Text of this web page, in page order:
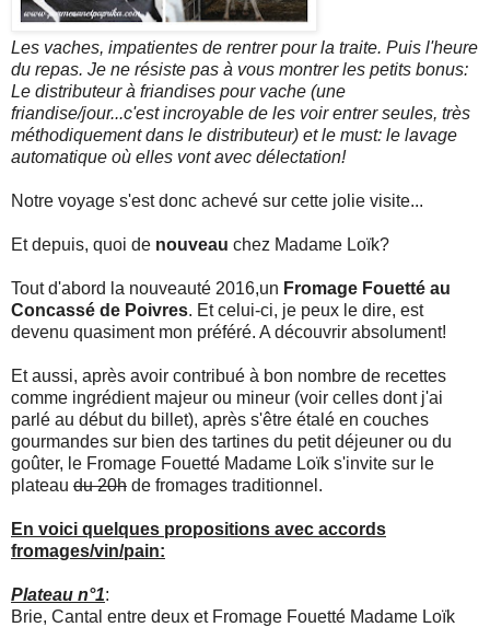
Les vaches, impatientes de rentrer pour la traite. Puis l'heure
du repas. Je ne résiste pas à vous montrer les petits bonus:
Le distributeur à friandises pour vache (une
friandise/jour...c'est incroyable de les voir entrer seules, très
méthodiquement dans le distributeur) et le must: le lavage
automatique où elles vont avec délectation!
Notre voyage s'est donc achevé sur cette jolie visite...
Et depuis, quoi de nouveau chez Madame Loïk?
Tout d'abord la nouveauté 2016,un Fromage Fouetté au
Concassé de Poivres. Et celui-ci, je peux le dire, est
devenu quasiment mon préféré. A découvrir absolument!
Et aussi, après avoir contribué à bon nombre de recettes
comme ingrédient majeur ou mineur (voir celles dont j'ai
parlé au début du billet), après s'être étalé en couches
gourmandes sur bien des tartines du petit déjeuner ou du
goûter, le Fromage Fouetté Madame Loïk s'invite sur le
plateau du 20h de fromages traditionnel.
En voici quelques propositions avec accords
fromages/vin/pain:
Plateau n°1:
Brie, Cantal entre deux et Fromage Fouetté Madame Loïk